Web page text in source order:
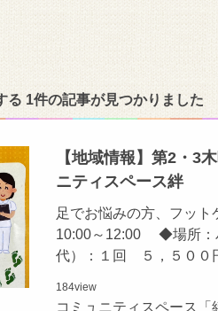
る 1件の記事が見つかりました
【地域情報】第2・3
ニティスペース絆
足でお悩みの方、フッ
10:00～12:00 ◆場所：
代）：１回 ５，５００
184view
コミュニティスペース「